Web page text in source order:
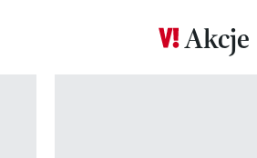
Akcje